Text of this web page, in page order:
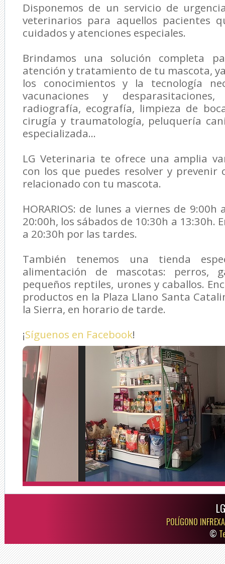
Disponemos de un servicio de
veterinarios para aquellos pacientes
cuidados y atenciones especiales.
Brindamos una solución completa
atención y tratamiento de tu mascota,
los conocimientos y la tecnología
vacunaciones y
radiografía, ecografía, limpieza de
cirugía y traumatología, peluquería
especializada...
LG Veterinaria te ofrece una amplia
con los que puedes resolver y prevenir
relacionado con tu mascota.
HORARIOS: de lunes a viernes de
20:00h, los sábados de 10:30h a 13:30h.
a 20:30h por las tardes.
También tenemos una tienda
alimentación de mascotas: perros,
pequeños reptiles, urones y caballos.
productos en la Plaza Llano Santa
la Sierra, en horario de tarde.
¡Síguenos en Facebook!
POLÍGONO
©